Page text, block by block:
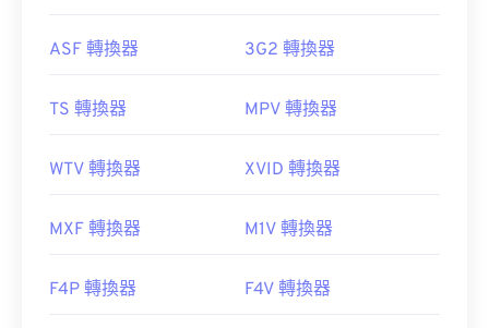
ASF 轉換器 3G2 轉換器
TS 轉換器 MPV 轉換器
WTV 轉換器 XVID 轉換器
MXF 轉換器 M1V 轉換器
F4P 轉換器 F4V 轉換器